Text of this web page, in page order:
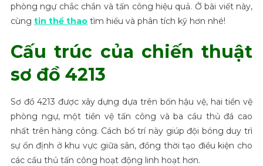
phòng ngự chắc chắn và tấn công hiệu quả. Ở bài viết này,
cùng tin thể thaotìm hiểu và phân tích kỹ hơn nhé!
Cấu trúc của chiến thuật
sơ đồ 4213
Sơ đồ 4213 được xây dựng dựa trên bốn hậu vệ, hai tiền vệ
phòng ngự, một tiền vệ tấn công và ba cầu thủ đá cao
nhất trên hàng công. Cách bố trí này giúp đội bóng duy trì
sự ổn định ở khu vực giữa sân, đồng thời tạo điều kiện cho
các cầu thủ tấn công hoạt động linh hoạt hơn.